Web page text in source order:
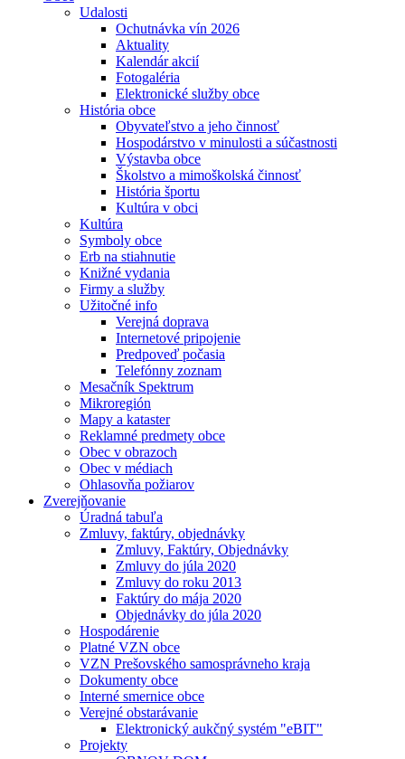
Udalosti
Ochutnávka vín 2026
Aktuality
Kalendár akcií
Fotogaléria
Elektronické služby obce
História obce
Obyvateľstvo a jeho činnosť
Hospodárstvo v minulosti a súčastnosti
Výstavba obce
Školstvo a mimoškolská činnosť
História športu
Kultúra v obci
Kultúra
Symboly obce
Erb na stiahnutie
Knižné vydania
Firmy a služby
Užitočné info
Verejná doprava
Internetové pripojenie
Predpoveď počasia
Telefónny zoznam
Mesačník Spektrum
Mikroregión
Mapy a kataster
Reklamné predmety obce
Obec v obrazoch
Obec v médiach
Ohlasovňa požiarov
Zverejňovanie
Úradná tabuľa
Zmluvy, faktúry, objednávky
Zmluvy, Faktúry, Objednávky
Zmluvy do júla 2020
Zmluvy do roku 2013
Faktúry do mája 2020
Objednávky do júla 2020
Hospodárenie
Platné VZN obce
VZN Prešovského samosprávneho kraja
Dokumenty obce
Interné smernice obce
Verejné obstarávanie
Elektronický aukčný systém "eBIT"
Projekty